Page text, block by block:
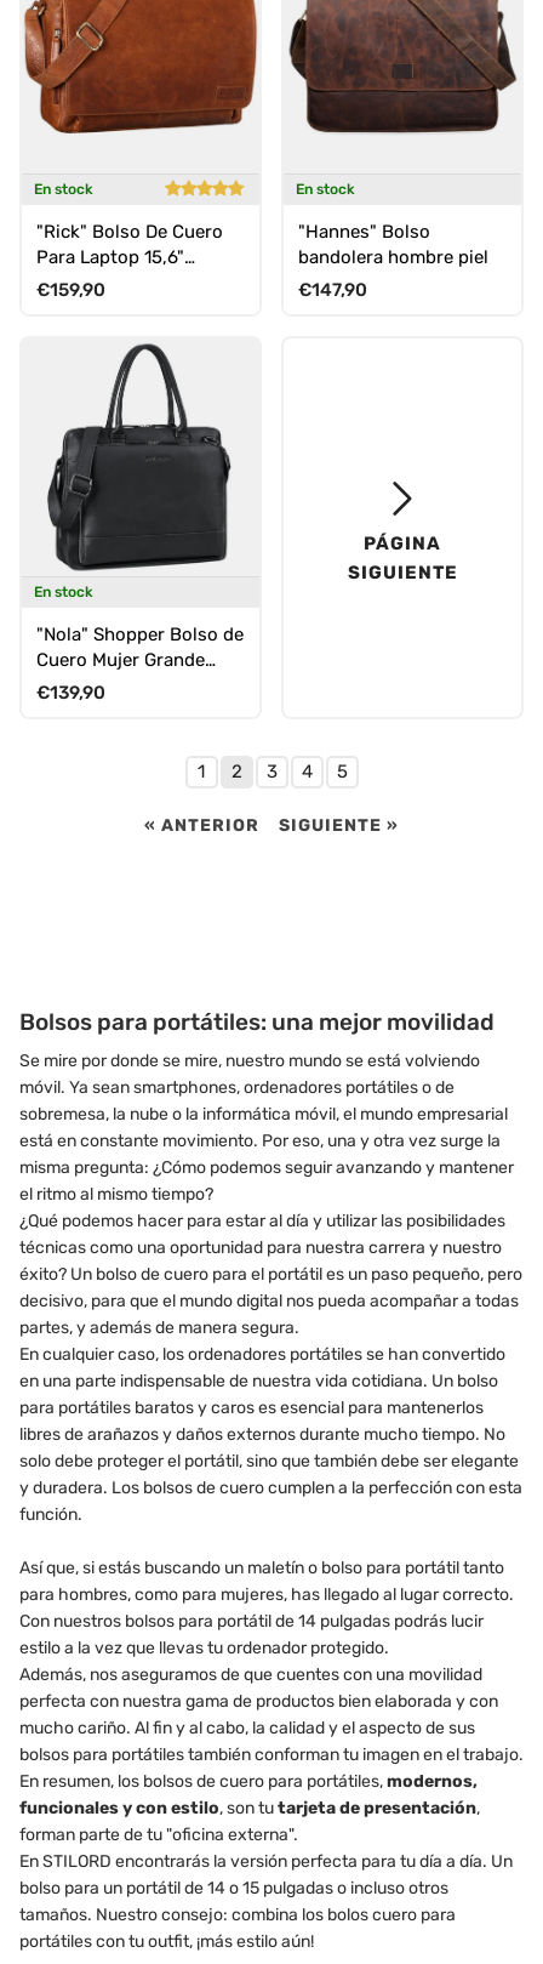
En stock
"Rick" Bolso De Cuero
Para Laptop 15,6"
Bandolera
Precio normal
€159,90
En stock
"Hannes" Bolso
bandolera hombre piel
Precio normal
€147,90
En stock
"Nola" Shopper Bolso de
Cuero Mujer Grande
Maletín para Laptop 13,6
Precio normal
€139,90
PÁGINA
SIGUIENTE
« ANTERIOR
1 2 3 4 5
SIGUIENTE »
Bolsos para portátiles: una mejor movilidad
Se mire por donde se mire, nuestro mundo se está volviendo
móvil. Ya sean smartphones, ordenadores portátiles o de
sobremesa, la nube o la informática móvil, el mundo empresarial
está en constante movimiento. Por eso, una y otra vez surge la
misma pregunta: ¿Cómo podemos seguir avanzando y mantener
el ritmo al mismo tiempo?
¿Qué podemos hacer para estar al día y utilizar las posibilidades
técnicas como una oportunidad para nuestra carrera y nuestro
éxito? Un bolso de cuero para el portátil es un paso pequeño, pero
decisivo, para que el mundo digital nos pueda acompañar a todas
partes, y además de manera segura.
En cualquier caso, los ordenadores portátiles se han convertido
en una parte indispensable de nuestra vida cotidiana. Un bolso
para portátiles baratos y caros es esencial para mantenerlos
libres de arañazos y daños externos durante mucho tiempo. No
solo debe proteger el portátil, sino que también debe ser elegante
y duradera. Los bolsos de cuero cumplen a la perfección con esta
función.
Así que, si estás buscando un maletín o bolso para portátil tanto
para hombres, como para mujeres, has llegado al lugar correcto.
Con nuestros bolsos para portátil de 14 pulgadas podrás lucir
estilo a la vez que llevas tu ordenador protegido.
Además, nos aseguramos de que cuentes con una movilidad
perfecta con nuestra gama de productos bien elaborada y con
mucho cariño. Al fin y al cabo, la calidad y el aspecto de sus
bolsos para portátiles también conforman tu imagen en el trabajo.
En resumen, los bolsos de cuero para portátiles,modernos,
funcionales y con estilo, son tutarjeta de presentación,
forman parte de tu "oficina externa".
En STILORD encontrarás la versión perfecta para tu día a día. Un
bolso para un portátil de 14 o 15 pulgadas o incluso otros
tamaños. Nuestro consejo: combina los bolos cuero para
portátiles con tu outfit, ¡más estilo aún!